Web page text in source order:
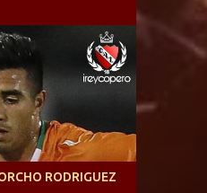
tantos
este deporte”,
“Creo que
dadas estás dos
Copas se clasifica a la
este 2021. En este
sufrirá modificaciones
en fase de grupos
cuales sólo los
jugarán los 8vos.
RODRIGUEZ